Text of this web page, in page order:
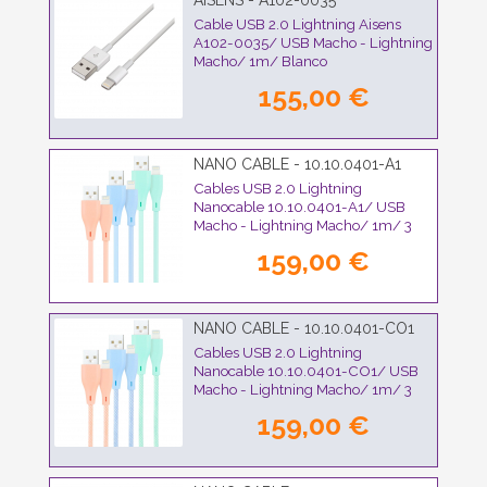
Cable USB 2.0 Lightning Aisens
A102-0035/ USB Macho - Lightning
Macho/ 1m/ Blanco
155,00 €
NANO CABLE - 10.10.0401-A1
Cables USB 2.0 Lightning
Nanocable 10.10.0401-A1/ USB
Macho - Lightning Macho/ 1m/ 3
159,00 €
NANO CABLE - 10.10.0401-CO1
Cables USB 2.0 Lightning
Nanocable 10.10.0401-CO1/ USB
Macho - Lightning Macho/ 1m/ 3
159,00 €